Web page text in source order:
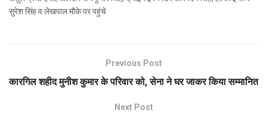
सुरेश सिंह व लेखपाल मौके पर पहुंचे
Previous Post
कारगिल शहीद मुनीश कुमार के परिवार को, सेना ने घर जाकर किया सम्मानित
Next Post